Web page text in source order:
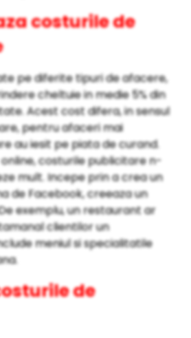
costurile de
pe diferite tipuri de afacere,
cheltuie in medie 5% din
Acest cost difera, in sensul
pentru afaceri mai
au iesit pe piata de curand.
costurile publicitare n-
mult. Incepe prin a crea un
de Facebook, creeaza un
exemplu, un restaurant ar
clientilor un
meniul si specialitatile
de